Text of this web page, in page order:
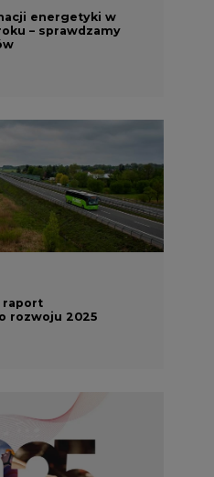
energetyki w
– sprawdzamy
raport
rozwoju 2025